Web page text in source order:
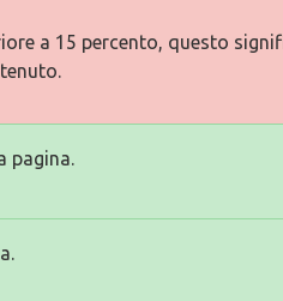
a 15 percento, questo
pagina.